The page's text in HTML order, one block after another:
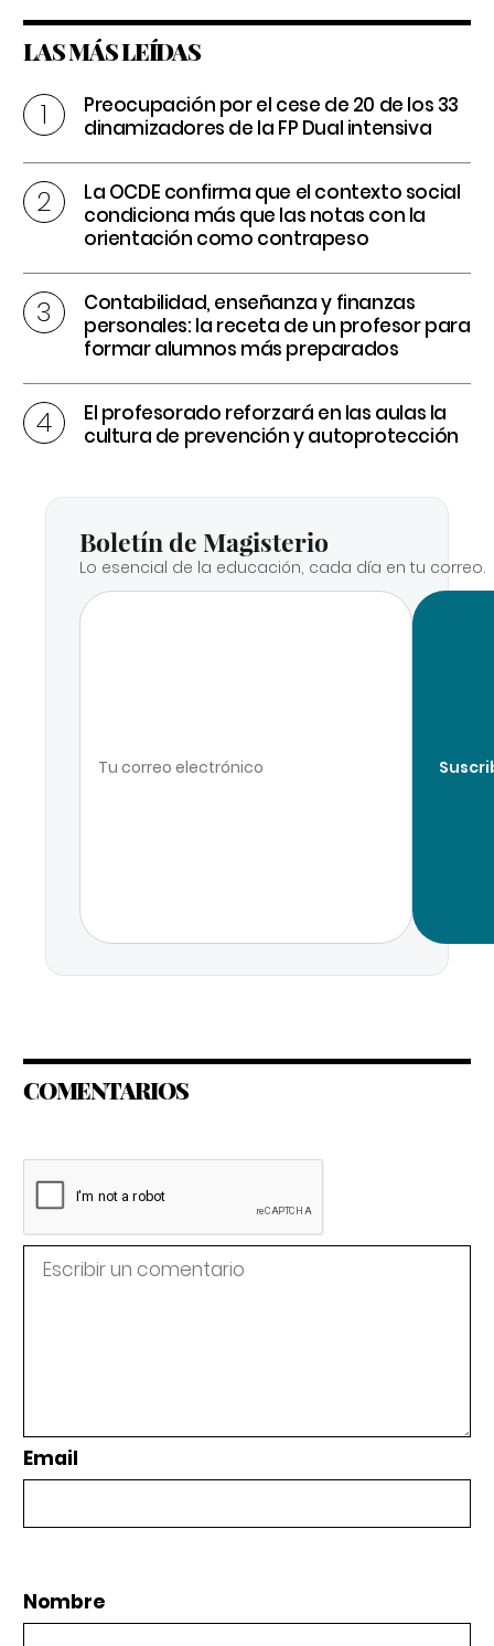
LAS MÁS LEÍDAS
Preocupación por el cese de 20 de los 33
dinamizadores de la FP Dual intensiva
La OCDE confirma que el contexto social
condiciona más que las notas con la
orientación como contrapeso
Contabilidad, enseñanza y finanzas
personales: la receta de un profesor para
formar alumnos más preparados
El profesorado reforzará en las aulas la
cultura de prevención y autoprotección
Boletín de Magisterio
Lo esencial de la educación, cada día en tu correo.
COMENTARIOS
Email
Nombre